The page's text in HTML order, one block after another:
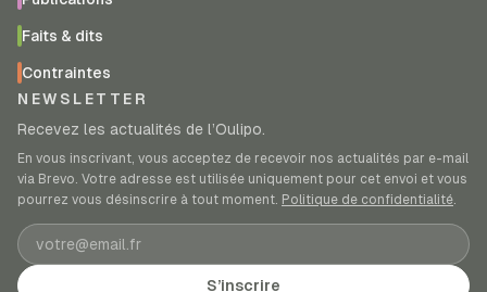
Faits & dits
Contraintes
NEWSLETTER
Recevez les actualités de l’Oulipo.
En vous inscrivant, vous acceptez de recevoir nos actualités par e-mail
via Brevo. Votre adresse est utilisée uniquement pour cet envoi et vous
pourrez vous désinscrire à tout moment. Politique de confidentialité.
Adresse e-mail
S’inscrire